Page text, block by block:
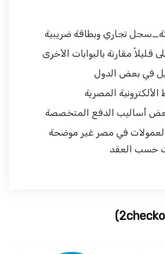
تجاري وبطاقة ضريبية
قليلاً مقارنة بالبوابات الأخرى
في بعض الدول
المصرية
أساليب الدفع المتخصصة
في مصر غير موضحة
حسب العقد